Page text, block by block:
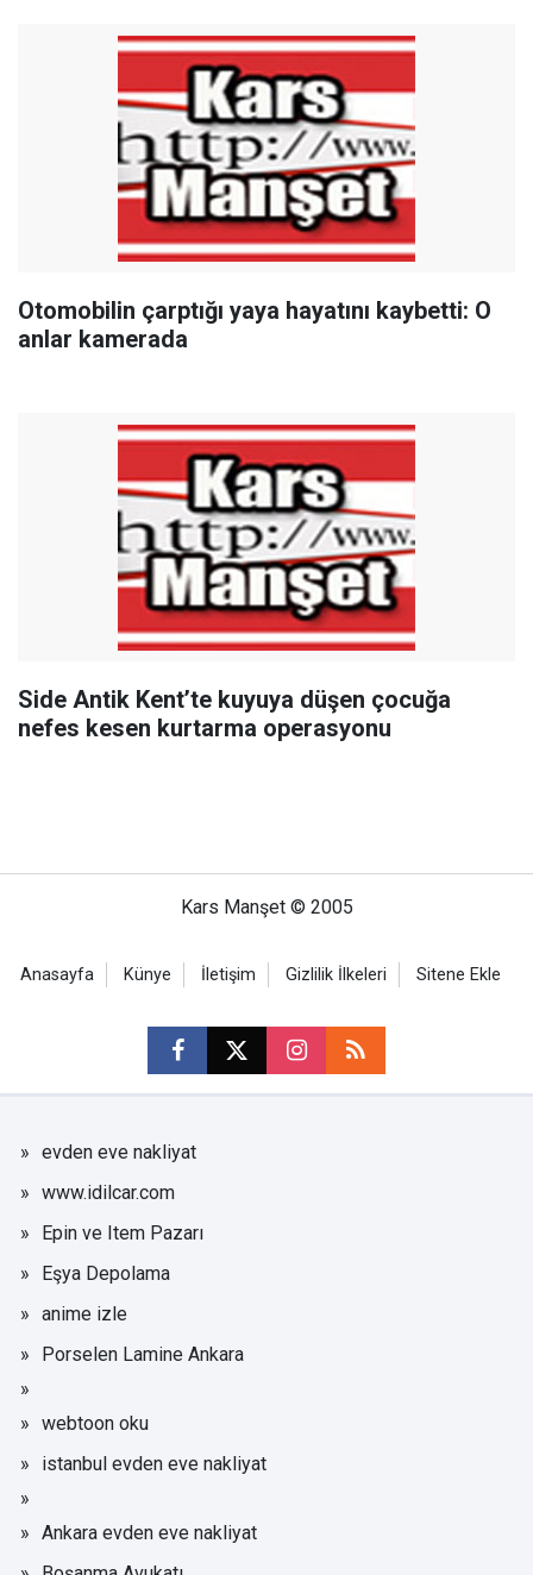
Otomobilin çarptığı yaya hayatını kaybetti: O
anlar kamerada
Side Antik Kent’te kuyuya düşen çocuğa
nefes kesen kurtarma operasyonu
Kars Manşet © 2005
Anasayfa Künye İletişim Gizlilik İlkeleri Sitene Ekle
evden eve nakliyat
www.idilcar.com
Epin ve Item Pazarı
Eşya Depolama
anime izle
Porselen Lamine Ankara
webtoon oku
istanbul evden eve nakliyat
Ankara evden eve nakliyat